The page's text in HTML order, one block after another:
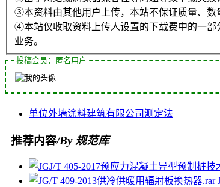
③本资料由其他用户上传，本站不保证质量、数
④本站仅收取资料上传人设置的下载费中的一部
业务。
投稿会员：匿名用户
单位外墙涂料建筑有限公司测定法
推荐内容/By 规范库